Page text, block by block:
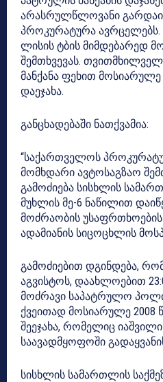
არასრულწლოვანი
პროკურატურა ავრცელებს.
ლისის ტბის მიმდებარედ
შემთხვევას.
მანქანა ფეხით
დაეჯახა.
განცხადებაში ნათქვამია:
“საქართველოს
მომხდარი ავტოსაგზაო
გამოძიება სისხლის
მუხლის მე-6 ნაწილით
მოძრაობის უსაფრთხოების
ადამიანის სიცოცხლის
გამოძიებით დგინდება,
აგვისტოს, დაახლოებით
მოძრავი საპატრულო
ქვეითად მოსიარულე 2008
შეეჯახა, რომელიც
საავადმყოფოში
სისხლის სამართლის